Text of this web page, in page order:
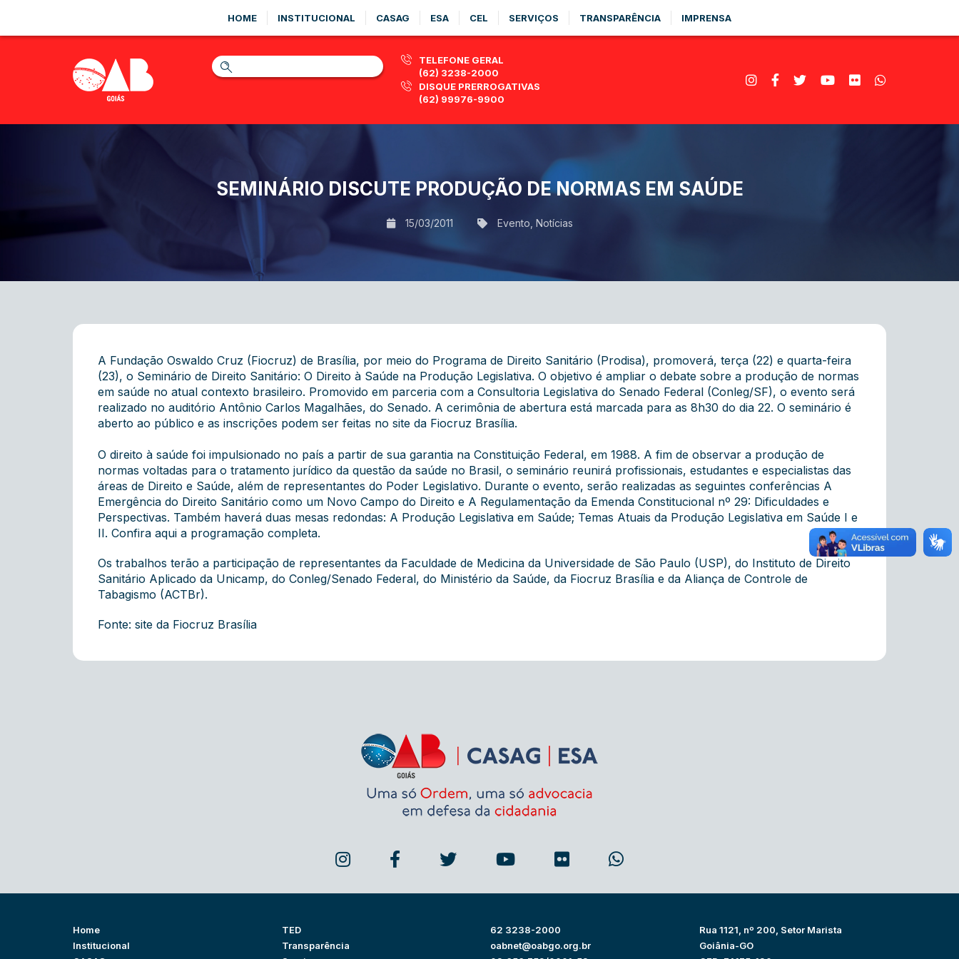
HOME INSTITUCIONAL CASAG ESA CEL SERVIÇOS TRANSPARÊNCIA IMPRENSA
TELEFONE GERAL
(62) 3238-2000
DISQUE PRERROGATIVAS
(62) 99976-9900
SEMINÁRIO DISCUTE PRODUÇÃO DE NORMAS EM SAÚDE
15/03/2011 Evento Notícias
A Fundação Oswaldo Cruz (Fiocruz) de Brasília, por meio do Programa de Direito Sanitário (Prodisa), promoverá, terça (22) e quarta-feira
(23), o Seminário de Direito Sanitário: O Direito à Saúde na Produção Legislativa. O objetivo é ampliar o debate sobre a produção de normas
em saúde no atual contexto brasileiro. Promovido em parceria com a Consultoria Legislativa do Senado Federal (Conleg/SF), o evento será
realizado no auditório Antônio Carlos Magalhães, do Senado. A cerimônia de abertura está marcada para as 8h30 do dia 22. O seminário é
aberto ao público e as inscrições podem ser feitas no site da Fiocruz Brasília.
O direito à saúde foi impulsionado no país a partir de sua garantia na Constituição Federal, em 1988. A fim de observar a produção de
normas voltadas para o tratamento jurídico da questão da saúde no Brasil, o seminário reunirá profissionais, estudantes e especialistas das
áreas de Direito e Saúde, além de representantes do Poder Legislativo. Durante o evento, serão realizadas as seguintes conferências A
Emergência do Direito Sanitário como um Novo Campo do Direito e A Regulamentação da Emenda Constitucional nº 29: Dificuldades e
Perspectivas. Também haverá duas mesas redondas: A Produção Legislativa em Saúde; Temas Atuais da Produção Legislativa em Saúde I e
II. Confira aqui a programação completa.
Os trabalhos terão a participação de representantes da Faculdade de Medicina da Universidade de São Paulo (USP), do Instituto de Direito
Sanitário Aplicado da Unicamp, do Conleg/Senado Federal, do Ministério da Saúde, da Fiocruz Brasília e da Aliança de Controle de
Tabagismo (ACTBr).
Fonte: site da Fiocruz Brasília
Home
Institucional
TED
Transparência
62 3238-2000
oabnet@oabgo.org.br
Rua 1121, nº 200, Setor Marista
Goiânia-GO